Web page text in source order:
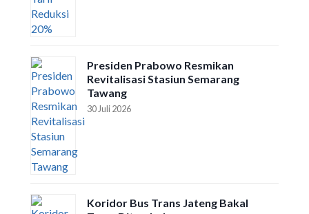
Presiden Prabowo Resmikan
Revitalisasi Stasiun Semarang
Tawang
30 Juli 2026
Koridor Bus Trans Jateng Bakal